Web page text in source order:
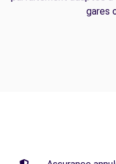
gares